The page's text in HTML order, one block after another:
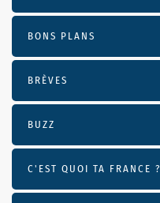
BONS PLANS
BRÈVES
BUZZ
C'EST QUOI TA FRANCE ?